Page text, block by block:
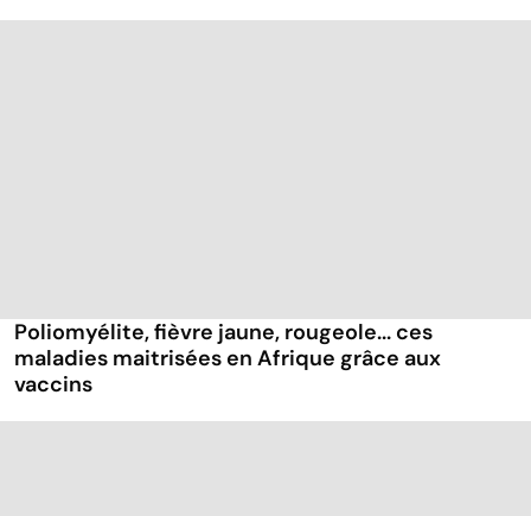
Poliomyélite, fièvre jaune, rougeole... ces
maladies maitrisées en Afrique grâce aux
vaccins